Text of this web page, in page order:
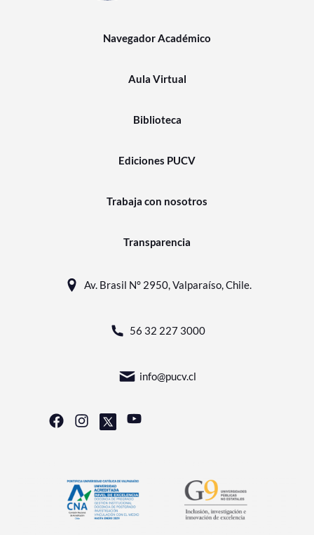
Navegador Académico
Aula Virtual
Biblioteca
Ediciones PUCV
Trabaja con nosotros
Transparencia
Av. Brasil N° 2950, Valparaíso, Chile.
56 32 227 3000
info@pucv.cl